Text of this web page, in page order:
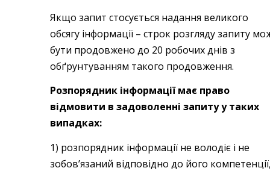
Якщо запит стосується надання великого
обсягу інформації – строк розгляду запиту
бути продовжено до 20 робочих днів з
обґрунтуванням такого продовження.
Розпорядник інформації має право
відмовити в задоволенні запиту у таких
випадках:
1) розпорядник інформації не володіє і не
зобов’язаний відповідно до його